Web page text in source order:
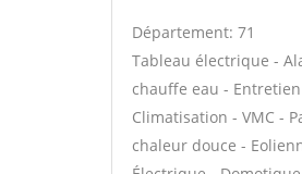
Département: 71
Tableau électrique -
chauffe eau -
Climatisation - VMC -
chaleur douce -